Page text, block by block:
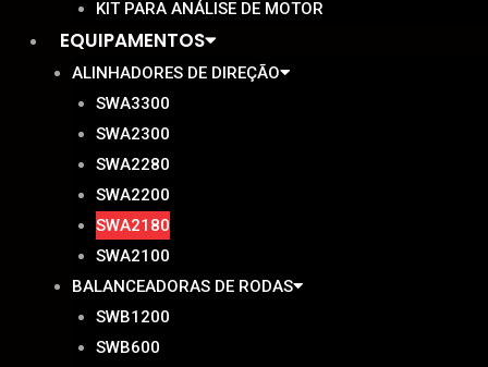
KIT PARA ANÁLISE DE MOTOR
EQUIPAMENTOS
ALINHADORES DE DIREÇÃO
SWA3300
SWA2300
SWA2280
SWA2200
SWA2180
SWA2100
BALANCEADORAS DE RODAS
SWB1200
SWB600